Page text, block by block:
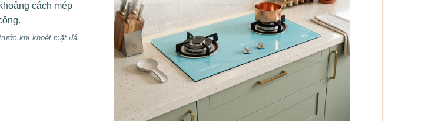
cách mép
khi khoét mặt đá